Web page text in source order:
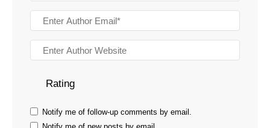
Rating
Notify me of follow-up comments by email.